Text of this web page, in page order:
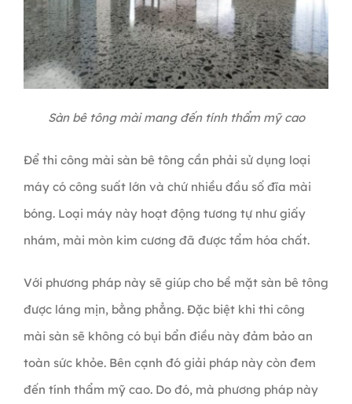
Sàn bê tông mài mang đến tính thẩm mỹ cao
Để thi công mài sàn bê tông cần phải sử dụng loại
máy có công suất lớn và chứ nhiều đầu số đĩa mài
bóng. Loại máy này hoạt động tương tự như giấy
nhám, mài mòn kim cương đã được tẩm hóa chất.
Với phương pháp này sẽ giúp cho bề mặt sàn bê tông
được láng mịn, bằng phẳng. Đặc biệt khi thi công
mài sàn sẽ không có bụi bẩn điều này đảm bảo an
toàn sức khỏe. Bên cạnh đó giải pháp này còn đem
đến tính thẩm mỹ cao. Do đó, mà phương pháp này